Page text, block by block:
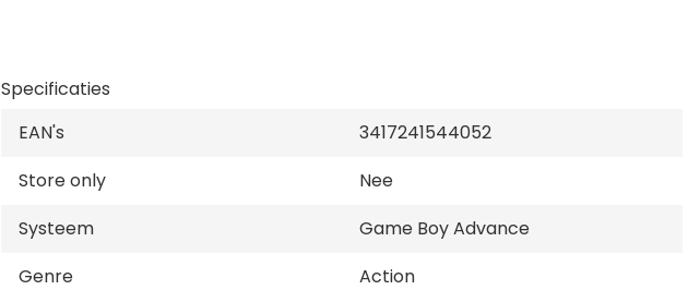
Specificaties
EAN's
3417241544052
Store only
Nee
Systeem
Game Boy Advance
Genre
Action